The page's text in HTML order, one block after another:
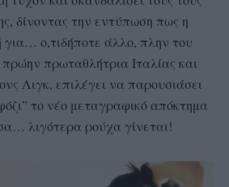
δίνοντας την εντύπωση πως η
για… ο,τιδήποτε άλλο, πλην του
πρώην πρωταθλήτρια Ιταλίας και
Λιγκ, επιλέγει να παρουσιάσει
το νέο μεταγραφικό απόκτημα
λιγότερα ρούχα γίνεται!